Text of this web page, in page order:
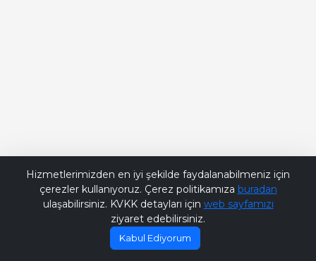
Hizmetlerimizden en iyi şekilde faydalanabilmeniz için
çerezler kullanıyoruz. Çerez politikamıza buradan
ulaşabilirsiniz. KVKK detayları için web sayfamızı
ziyaret edebilirsiniz.
Kabul Ediyorum
Bana Soru Sor | Ask Me